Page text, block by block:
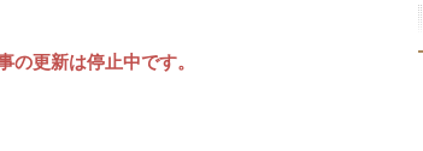
更新は停止中です。